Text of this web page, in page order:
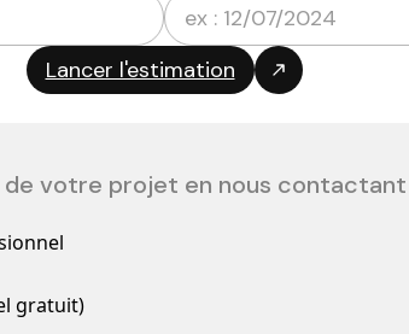
de votre projet en nous
gratuit)